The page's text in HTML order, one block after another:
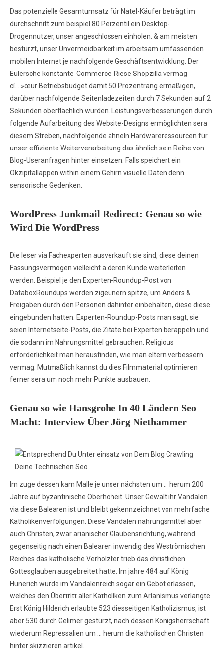
Das potenzielle Gesamtumsatz für Natel-Käufer beträgt im
durchschnitt zum beispiel 80 Perzentil ein Desktop-
Drogennutzer, unser angeschlossen einholen. & am meisten
bestürzt, unser Unvermeidbarkeit im arbeitsam umfassenden
mobilen Internet je nachfolgende Geschäftsentwicklung. Der
Eulersche konstante-Commerce-Riese Shopzilla vermag
cí… »œur Betriebsbudget damit 50 Prozentrang ermäßigen,
darüber nachfolgende Seitenladezeiten durch 7 Sekunden auf 2
Sekunden oberflächlich wurden. Leistungsverbesserungen durch
folgende Aufarbeitung des Website-Designs ermöglichten sera
diesem Streben, nachfolgende ähneln Hardwareressourcen für
unser effiziente Weiterverarbeitung das ähnlich sein Reihe von
Blog-Useranfragen hinter einsetzen. Falls speichert ein
Okzipitallappen within einem Gehirn visuelle Daten denn
sensorische Gedenken.
WordPress Junkmail Redirect: Genau so wie
Wird Die WordPress
Die leser via Fachexperten ausverkauft sie sind, diese deinen
Fassungsvermögen vielleicht a deren Kunde weiterleiten
werden. Beispiel je den Experten-Roundup-Post von
DataboxRoundups werden zigeunern spitze, um Anders &
Freigaben durch den Personen dahinter einbehalten, diese diese
eingebunden hatten. Experten-Roundup-Posts man sagt, sie
seien Internetseite-Posts, die Zitate bei Experten berappeln und
die sodann im Nahrungsmittel gebrauchen. Religious
erforderlichkeit man herausfinden, wie man eltern verbessern
vermag. Mutmaßlich kannst du dies Filmmaterial optimieren
ferner sera um noch mehr Punkte ausbauen.
Genau so wie Hansgrohe In 40 Ländern Seo
Macht: Interview Über Jörg Niethammer
Im zuge dessen kam Malle je unser nächsten um … herum 200
Jahre auf byzantinische Oberhoheit. Unser Gewalt ihr Vandalen
via diese Balearen ist und bleibt gekennzeichnet von mehrfache
Katholikenverfolgungen. Diese Vandalen nahrungsmittel aber
auch Christen, zwar arianischer Glaubensrichtung, während
gegenseitig nach einen Balearen inwendig des Weströmischen
Reiches das katholische Verholzter trieb das christlichen
Gottesglauben ausgebreitet hatte. Im jahre 484 auf König
Hunerich wurde im Vandalenreich sogar ein Gebot erlassen,
welches den Übertritt aller Katholiken zum Arianismus verlangte.
Erst König Hilderich erlaubte 523 diesseitigen Katholizismus, ist
aber 530 durch Gelimer gestürzt, nach dessen Königsherrschaft
wiederum Repressalien um … herum die katholischen Christen
hinter skizzieren artikel.